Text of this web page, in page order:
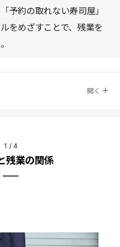
予約の取れない寿司屋」
をめざすことで、残業を
開く
1 /4
残業の関係